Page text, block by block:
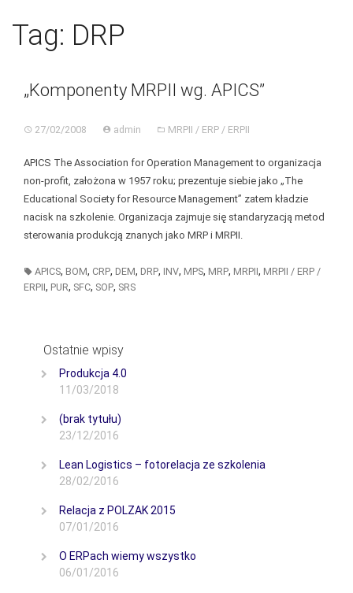
content
Tag: DRP
„Komponenty MRPII wg. APICS”
27/02/2008 admin MRPII / ERP / ERPII
APICS The Association for Operation Management to organizacja
non-profit, założona w 1957 roku; prezentuje siebie jako „The
Educational Society for Resource Management” zatem kładzie
nacisk na szkolenie. Organizacja zajmuje się standaryzacją metod
sterowania produkcją znanych jako MRP i MRPII.
APICS, BOM, CRP, DEM, DRP, INV, MPS, MRP, MRPII, MRPII / ERP /
ERPII, PUR, SFC, SOP, SRS
Ostatnie wpisy
Produkcja 4.0
11/03/2018
(brak tytułu)
23/12/2016
Lean Logistics – fotorelacja ze szkolenia
28/02/2016
Relacja z POLZAK 2015
07/01/2016
O ERPach wiemy wszystko
06/01/2016